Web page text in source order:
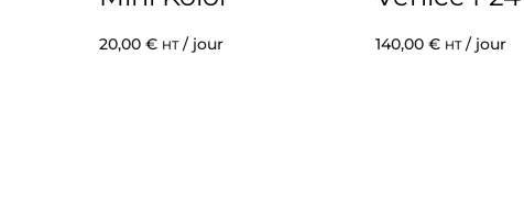
20,00 € HT/ jour 140,00 € HT/ jour